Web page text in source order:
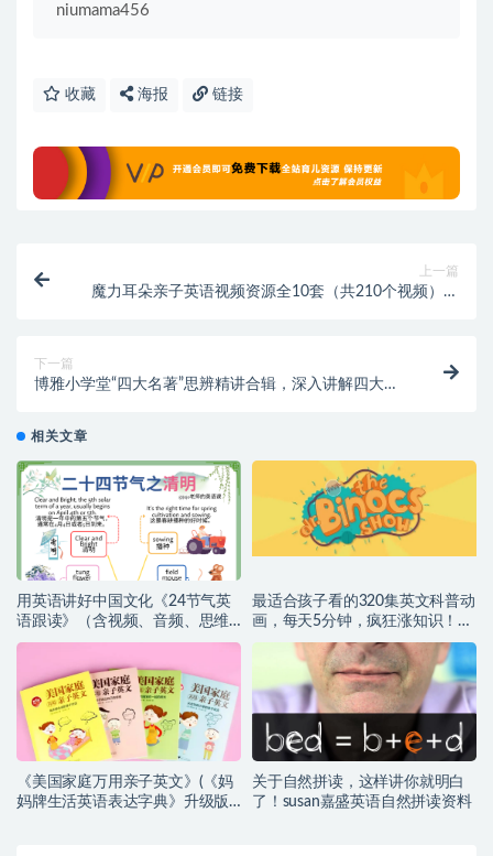
niumama456
收藏 海报 链接
上一篇
魔力耳朵亲子英语视频资源全10套（共210个视频），
下一篇
博雅小学堂“四大名著”思辨精讲合辑，深入讲解四大名
相关文章
用英语讲好中国文化《24节气英
语跟读》（含视频、音频、思维
导图）高清（百度网盘）
最适合孩子看的320集英文科普动
画，每天5分钟，疯狂涨知识！
（百度网盘）
《美国家庭万用亲子英文》(《妈
妈牌生活英语表达字典》升级版)
关于自然拼读，这样讲你就明白
了！susan嘉盛英语自然拼读资料